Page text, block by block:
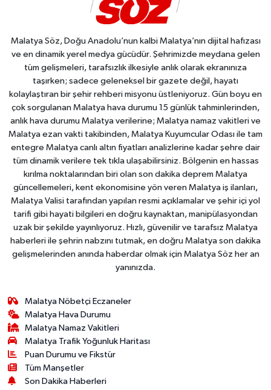
Malatya Söz, Doğu Anadolu’nun kalbi Malatya’nın dijital hafızası
ve en dinamik yerel medya gücüdür. Şehrimizde meydana gelen
tüm gelişmeleri, tarafsızlık ilkesiyle anlık olarak ekranınıza
taşırken; sadece geleneksel bir gazete değil, hayatı
kolaylaştıran bir şehir rehberi misyonu üstleniyoruz. Gün boyu en
çok sorgulanan Malatya hava durumu 15 günlük tahminlerinden,
anlık hava durumu Malatya verilerine; Malatya namaz vakitleri ve
Malatya ezan vakti takibinden, Malatya Kuyumcular Odası ile tam
entegre Malatya canlı altın fiyatları analizlerine kadar şehre dair
tüm dinamik verilere tek tıkla ulaşabilirsiniz. Bölgenin en hassas
kırılma noktalarından biri olan son dakika deprem Malatya
güncellemeleri, kent ekonomisine yön veren Malatya iş ilanları,
Malatya Valisi tarafından yapılan resmi açıklamalar ve şehir içi yol
tarifi gibi hayati bilgileri en doğru kaynaktan, manipülasyondan
uzak bir şekilde yayınlıyoruz. Hızlı, güvenilir ve tarafsız Malatya
haberleri ile şehrin nabzını tutmak, en doğru Malatya son dakika
gelişmelerinden anında haberdar olmak için Malatya Söz her an
yanınızda.
Malatya Nöbetçi Eczaneler
Malatya Hava Durumu
Malatya Namaz Vakitleri
Malatya Trafik Yoğunluk Haritası
Puan Durumu ve Fikstür
Tüm Manşetler
Son Dakika Haberleri